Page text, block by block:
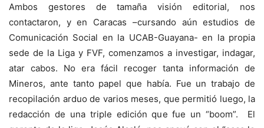
Ambos gestores de tamaña visión editorial, nos
contactaron, y en Caracas –cursando aún estudios de
Comunicación Social en la UCAB-Guayana- en la propia
sede de la Liga y FVF, comenzamos a investigar, indagar,
atar cabos. No era fácil recoger tanta información de
Mineros, ante tanto papel que había. Fue un trabajo de
recopilación arduo de varios meses, que permitió luego, la
redacción de una triple edición que fue un “boom”. El